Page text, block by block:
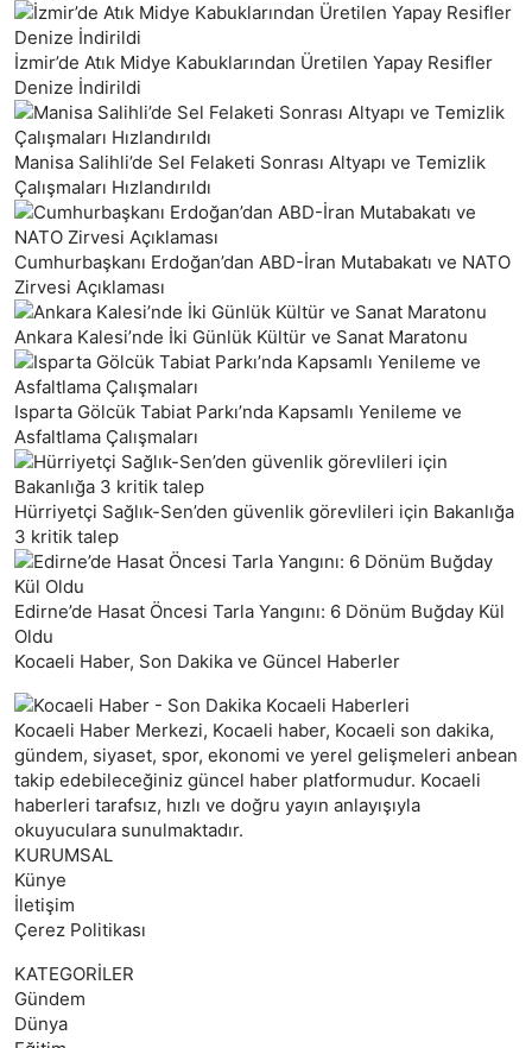
İzmir’de Atık Midye Kabuklarından Üretilen Yapay Resifler
Denize İndirildi
Manisa Salihli’de Sel Felaketi Sonrası Altyapı ve Temizlik
Çalışmaları Hızlandırıldı
Cumhurbaşkanı Erdoğan’dan ABD-İran Mutabakatı ve NATO
Zirvesi Açıklaması
Ankara Kalesi’nde İki Günlük Kültür ve Sanat Maratonu
Isparta Gölcük Tabiat Parkı’nda Kapsamlı Yenileme ve
Asfaltlama Çalışmaları
Hürriyetçi Sağlık-Sen’den güvenlik görevlileri için Bakanlığa
3 kritik talep
Edirne’de Hasat Öncesi Tarla Yangını: 6 Dönüm Buğday Kül
Oldu
Kocaeli Haber, Son Dakika ve Güncel Haberler
Kocaeli Haber Merkezi, Kocaeli haber, Kocaeli son dakika,
gündem, siyaset, spor, ekonomi ve yerel gelişmeleri anbean
takip edebileceğiniz güncel haber platformudur. Kocaeli
haberleri tarafsız, hızlı ve doğru yayın anlayışıyla
okuyuculara sunulmaktadır.
KURUMSAL
Künye
İletişim
Çerez Politikası
KATEGORİLER
Gündem
Dünya